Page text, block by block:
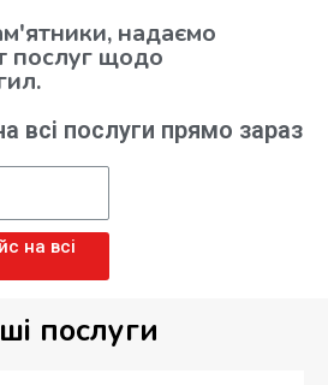
надаємо
послуг щодо
всі послуги прямо зараз
на всі
послуги